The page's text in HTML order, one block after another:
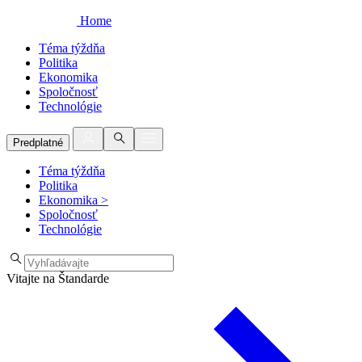
Home
Téma týždňa
Politika
Ekonomika
Spoločnosť
Technológie
Predplatné
Téma týždňa
Politika
Ekonomika >
Spoločnosť
Technológie
Vitajte na Štandarde